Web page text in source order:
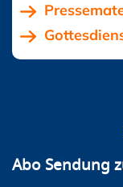
Abo Sendung